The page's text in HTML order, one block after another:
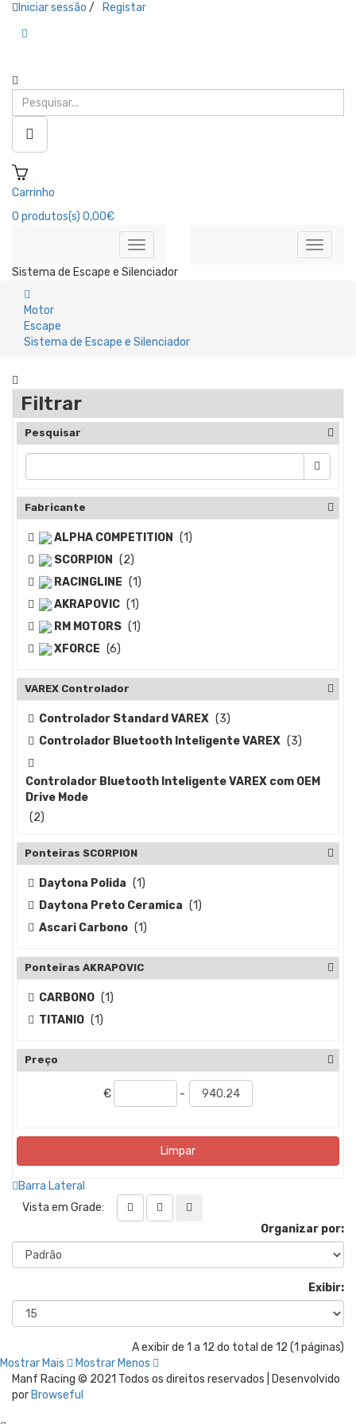
Iniciar sessão / Registar
Carrinho
0 produtos(s) 0,00€
Sistema de Escape e Silenciador
Motor
Escape
Sistema de Escape e Silenciador
Filtrar
Pesquisar
Fabricante
ALPHA COMPETITION
(1)
SCORPION
(2)
RACINGLINE (1)
AKRAPOVIC (1)
RM MOTORS (1)
XFORCE (6)
VAREX Controlador
Controlador Standard VAREX (3)
Controlador Bluetooth Inteligente VAREX (3)
Controlador Bluetooth Inteligente VAREX com OEM
Drive Mode
(2)
Ponteiras SCORPION
Daytona Polida (1)
Daytona Preto Ceramica (1)
Ascari Carbono (1)
Ponteiras AKRAPOVIC
CARBONO (1)
TITANIO (1)
Preço
€ -
Limpar
Barra Lateral
Vista em Grade:
Organizar por:
Exibir:
A exibir de 1 a 12 do total de 12 (1 páginas)
Mostrar Mais
Mostrar Menos
Manf Racing © 2021 Todos os direitos reservados | Desenvolvido
por Browseful